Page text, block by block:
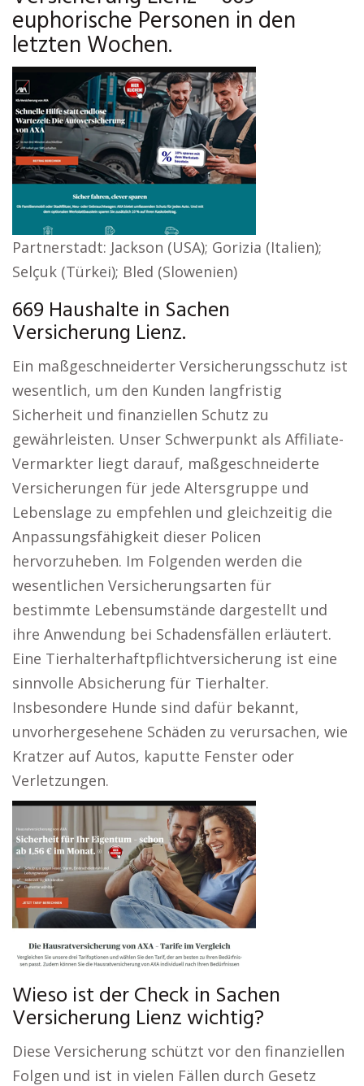
euphorische Personen in den
letzten Wochen.
Partnerstadt: Jackson (USA); Gorizia (Italien);
Selçuk (Türkei); Bled (Slowenien)
669 Haushalte in Sachen
Versicherung Lienz.
Ein maßgeschneiderter Versicherungsschutz ist
wesentlich, um den Kunden langfristig
Sicherheit und finanziellen Schutz zu
gewährleisten. Unser Schwerpunkt als Affiliate-
Vermarkter liegt darauf, maßgeschneiderte
Versicherungen für jede Altersgruppe und
Lebenslage zu empfehlen und gleichzeitig die
Anpassungsfähigkeit dieser Policen
hervorzuheben. Im Folgenden werden die
wesentlichen Versicherungsarten für
bestimmte Lebensumstände dargestellt und
ihre Anwendung bei Schadensfällen erläutert.
Eine Tierhalterhaftpflichtversicherung ist eine
sinnvolle Absicherung für Tierhalter.
Insbesondere Hunde sind dafür bekannt,
unvorhergesehene Schäden zu verursachen, wie
Kratzer auf Autos, kaputte Fenster oder
Verletzungen.
Wieso ist der Check in Sachen
Versicherung Lienz wichtig?
Diese Versicherung schützt vor den finanziellen
Folgen und ist in vielen Fällen durch Gesetz